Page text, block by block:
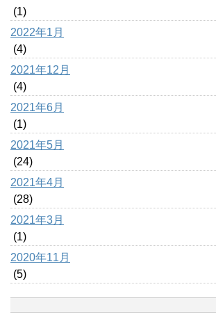
(1)
2022年1月
(4)
2021年12月
(4)
2021年6月
(1)
2021年5月
(24)
2021年4月
(28)
2021年3月
(1)
2020年11月
(5)